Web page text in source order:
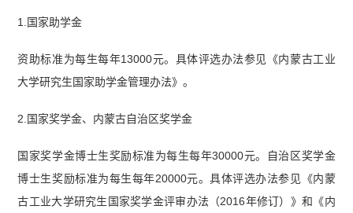
1.国家助学金
资助标准为每生每年13000元。具体评选办法参见《内蒙古工业
大学研究生国家助学金管理办法》。
2.国家奖学金、内蒙古自治区奖学金
国家奖学金博士生奖励标准为每生每年30000元。自治区奖学金
博士生奖励标准为每生每年20000元。具体评选办法参见《内蒙
古工业大学研究生国家奖学金评审办法（2016年修订）》和《内